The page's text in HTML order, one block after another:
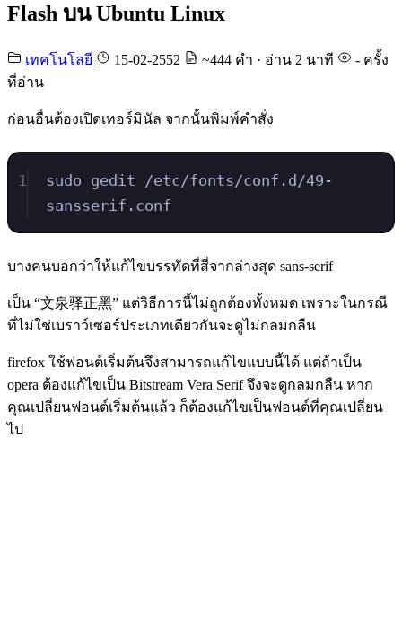
Flash บน Ubuntu Linux
เทคโนโลยี 15-02-2552 ~444 คำ · อ่าน 2 นาที - ครั้ง
ที่อ่าน
ก่อนอื่นต้องเปิดเทอร์มินัล จากนั้นพิมพ์คำสั่ง
1
sudo gedit /etc/fonts/conf.d/49-
sansserif.conf
บางคนบอกว่าให้แก้ไขบรรทัดที่สี่จากล่างสุด sans-serif
เป็น “文泉驿正黑” แต่วิธีการนี้ไม่ถูกต้องทั้งหมด เพราะในกรณี
ที่ไม่ใช่เบราว์เซอร์ประเภทเดียวกันจะดูไม่กลมกลืน
firefox ใช้ฟอนต์เริ่มต้นจึงสามารถแก้ไขแบบนี้ได้ แต่ถ้าเป็น
opera ต้องแก้ไขเป็น Bitstream Vera Serif จึงจะดูกลมกลืน หาก
คุณเปลี่ยนฟอนต์เริ่มต้นแล้ว ก็ต้องแก้ไขเป็นฟอนต์ที่คุณเปลี่ยน
ไป